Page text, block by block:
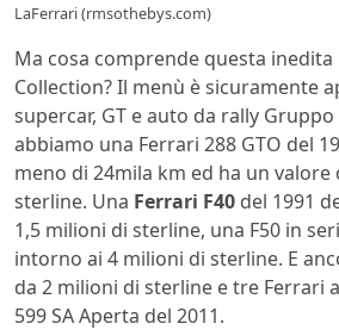
LaFerrari (rmsothebys.com)
Ma cosa comprende questa inedita
Collection? Il menù è sicuramente
supercar, GT e auto da rally Gruppo
abbiamo una Ferrari 288 GTO del
meno di 24mila km ed ha un valore
sterline. Una Ferrari F40 del 1991
1,5 milioni di sterline, una F50 in
intorno ai 4 milioni di sterline. E
da 2 milioni di sterline e tre Ferrari
599 SA Aperta del 2011.